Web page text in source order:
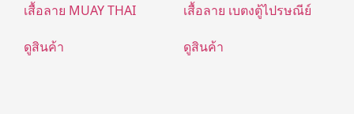
เสื้อลาย MUAY THAI
ดูสินค้า
เสื้อลาย เบตงตู้ไปรษณีย์
ดูสินค้า